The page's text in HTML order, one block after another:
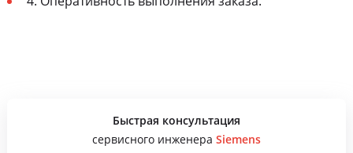
Быстрая консультация
сервисного инженера Siemens